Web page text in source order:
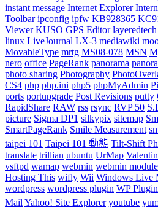
instant message Internet Explorer
Toolbar ipconfig ipfw KB928365
Viewer KUSO GPS Editor layeredtech
linux LiveJournal LX-3 mediawiki
MovableType mrtg MS08-078 MSN
nero office PageRank panorama
photo sharing Photography
CS4 php php.ini php5 phpMyAdmin
ports portupgrade Post Revisions putty
RapidShare RAW rss rsync RVP 50
picture Sigma DP1 silkypix sitemap
SmartPageRank Smile Measurement
taipei 101 Taipei 101 動態 Tilt-Shift
translate trillian ubuntu UrMap
vsftpd wamap webmin webmin module
Hosting This wifly Wii Windows Live
wordpress wordpress plugin WP
MailYahoo! Site Explorer youtube